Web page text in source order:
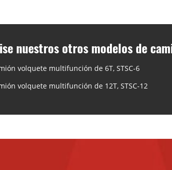
nuestros otros modelos de
volquete multifunción de 6T, STSC-6
volquete multifunción de 12T, STSC-12